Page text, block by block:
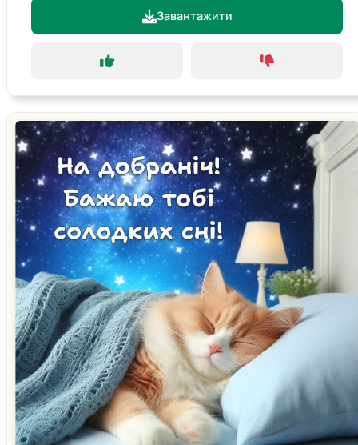
Завантажити